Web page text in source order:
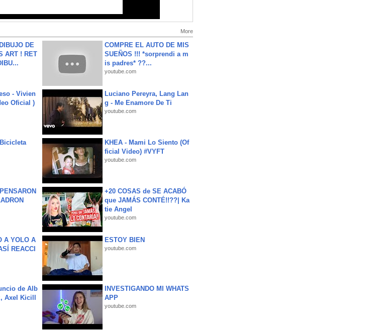
More
DE
ART ! RET
COMPRE EL AUTO DE MIS
SUEÑOS !!! *sorprendi a m
is padres* ??...
youtube.com
- Vivien
Oficial )
Luciano Pereyra, Lang Lan
g - Me Enamore De Ti
youtube.com
KHEA - Mami Lo Siento (Of
ficial Video) #VYFT
youtube.com
+20 COSAS de SE ACABÓ
que JAMÁS CONTÉ!!??| Ka
tie Angel
youtube.com
A YOLO A
REACCI
ESTOY BIEN
youtube.com
de Alb
Axel Kicill
INVESTIGANDO MI WHATS
APP
youtube.com